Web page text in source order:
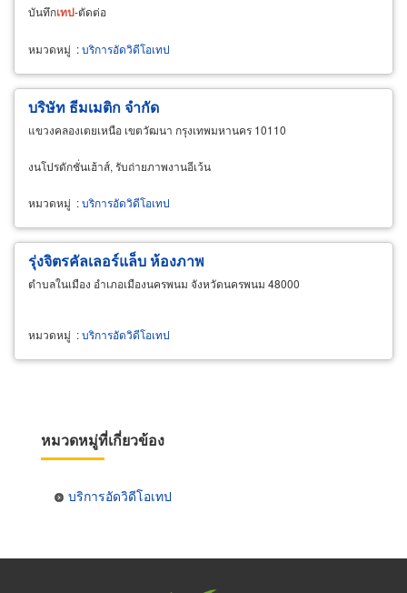
บันทึกเทป-ตัดต่อ
หมวดหมู่ :บริการอัดวิดีโอเทป
บริษัท ธีมเมติก จำกัด
แขวงคลองเตยเหนือ เขตวัฒนา กรุงเทพมหานคร 10110
งนโปรดักชั่นเฮ้าส์, รับถ่ายภาพงานอีเว้น
หมวดหมู่ :บริการอัดวิดีโอเทป
รุ่งจิตรคัลเลอร์แล็บ ห้องภาพ
ตำบลในเมือง อำเภอเมืองนครพนม จังหวัดนครพนม 48000
หมวดหมู่ :บริการอัดวิดีโอเทป
หมวดหมู่ที่เกี่ยวข้อง
บริการอัดวิดีโอเทป